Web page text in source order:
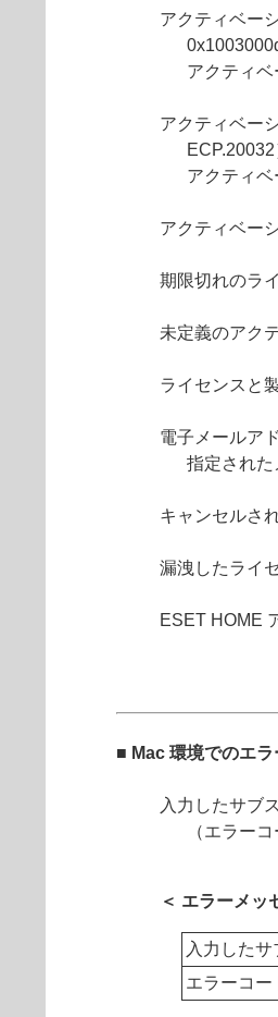
アクティベー
アクティ
アクティベー
ECP.20032
アクティベ
アクティベー
期限切れのラ
未定義のアク
ライセンスと
電子メールア
指定された
キャンセルさ
漏洩したライ
ESET HOME
■ Mac 環境でのエ
入力したサブ
（エラー
＜ エラーメッ
入力した
エラーコー